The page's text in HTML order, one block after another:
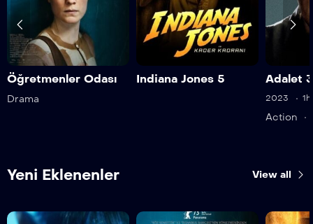
Öğretmenler Odası
Drama
Indiana Jones 5 Adalet 3
2023
Action
Yeni Eklenenler View all